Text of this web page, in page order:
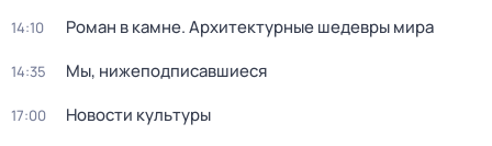
14:10 Роман в камне. Архитектурные шедевры мира
14:35 Мы, нижеподписавшиеся
17:00 Новости культуры